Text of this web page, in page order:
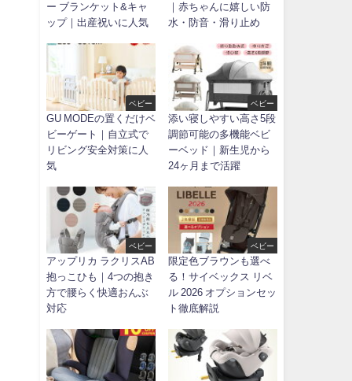
ー ブランケット&キャ
ップ｜出産祝いに人気
｜赤ちゃんに嬉しい防
水・防音・滑り止め
ベビー
GU MODEの置くだけベ
ビーゲート｜自立式で
リビング安全対策に人
気
ベビー
添い寝しやすい高さ5段
調節可能の多機能ベビ
ーベッド｜新生児から
24ヶ月まで活躍
ベビー
アップリカ ラクリスAB
抱っこひも｜4つの抱き
方で腰らく快適おんぶ
対応
ベビー
限定色ブラウンも選べ
る！サイベックス リベ
ル 2026 オプションセッ
ト徹底解説